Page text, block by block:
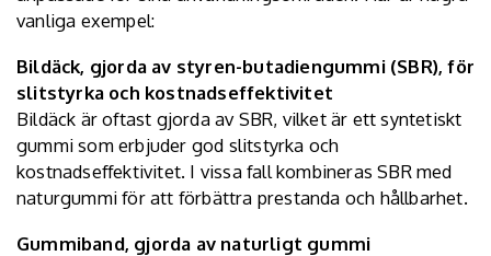
vanliga exempel:
Bildäck, gjorda av styren-butadiengummi (SBR), för
slitstyrka och kostnadseffektivitet
Bildäck är oftast gjorda av SBR, vilket är ett syntetiskt
gummi som erbjuder god slitstyrka och
kostnadseffektivitet. I vissa fall kombineras SBR med
naturgummi för att förbättra prestanda och hållbarhet.
Gummiband, gjorda av naturligt gummi